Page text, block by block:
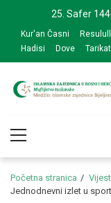
navigation
content
25. Safer
Kur'an Časni
Hadisi
Dove
Menu
Početna stranica
Jednodnevni izlet u